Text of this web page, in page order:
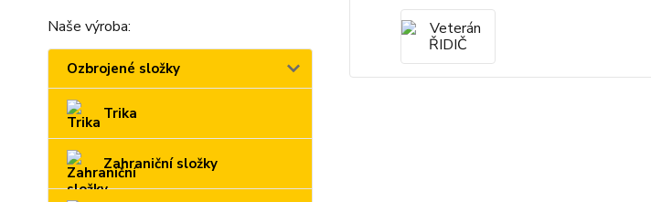
Naše výroba:
Ozbrojené složky
Trika
Zahraniční složky